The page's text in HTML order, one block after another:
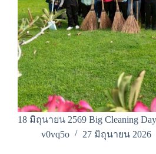
18 มิถุนายน 2569 Big Cleaning
v0vq5o
27 มิถุนายน 2026